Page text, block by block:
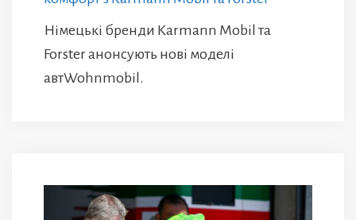
Німецькі бренди Karmann Mobil та
Forster анонсують нові моделі
автWohnmobil.